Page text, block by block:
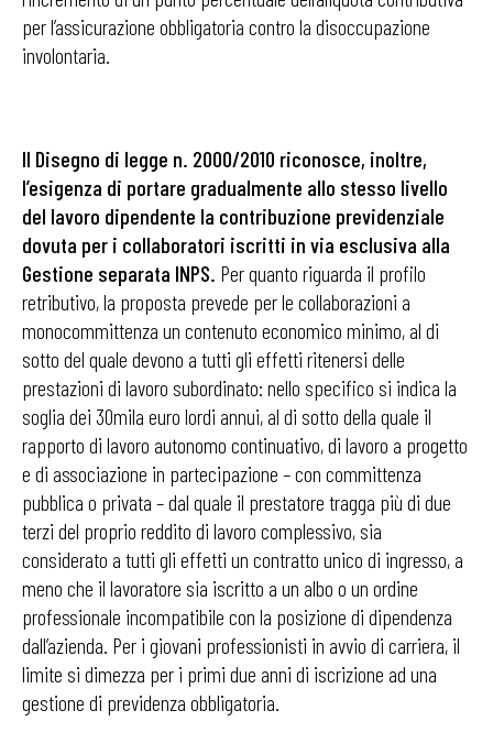
per l’assicurazione obbligatoria contro la disoccupazione
involontaria.
Il Disegno di legge n. 2000/2010 riconosce, inoltre,
l’esigenza di portare gradualmente allo stesso livello
del lavoro dipendente la contribuzione previdenziale
dovuta per i collaboratori iscritti in via esclusiva alla
Gestione separata INPS. Per quanto riguarda il profilo
retributivo, la proposta prevede per le collaborazioni a
monocommittenza un contenuto economico minimo, al di
sotto del quale devono a tutti gli effetti ritenersi delle
prestazioni di lavoro subordinato: nello specifico si indica la
soglia dei 30mila euro lordi annui, al di sotto della quale il
rapporto di lavoro autonomo continuativo, di lavoro a progetto
e di associazione in partecipazione – con committenza
pubblica o privata – dal quale il prestatore tragga più di due
terzi del proprio reddito di lavoro complessivo, sia
considerato a tutti gli effetti un contratto unico di ingresso, a
meno che il lavoratore sia iscritto a un albo o un ordine
professionale incompatibile con la posizione di dipendenza
dall’azienda. Per i giovani professionisti in avvio di carriera, il
limite si dimezza per i primi due anni di iscrizione ad una
gestione di previdenza obbligatoria.